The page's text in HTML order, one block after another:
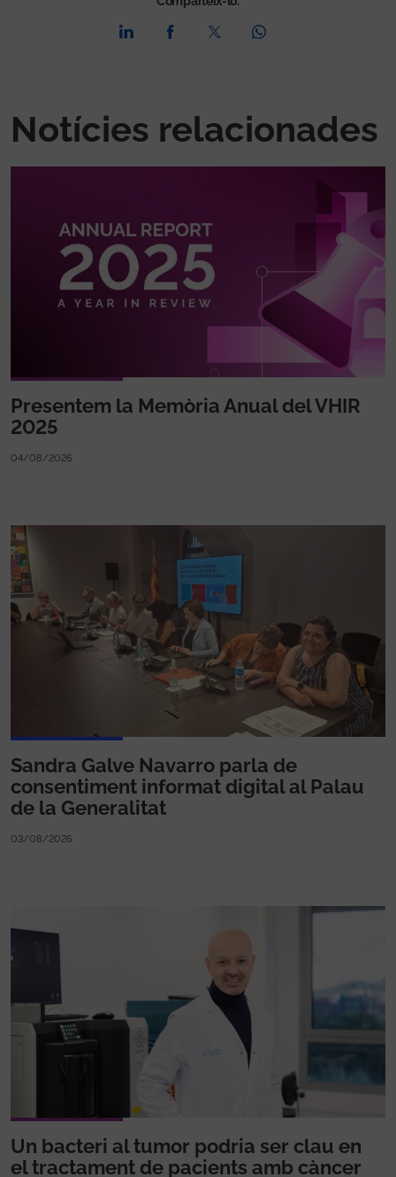
Notícies relacionades
Presentem la Memòria Anual del VHIR
2025
04/08/2026
Sandra Galve Navarro parla de
consentiment informat digital al Palau
de la Generalitat
03/08/2026
Un bacteri al tumor podria ser clau en
el tractament de pacients amb càncer